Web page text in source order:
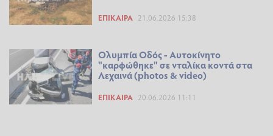
ΕΠΊΚΑΙΡΑ 21.06.2026 15:38
Ολυμπία Οδός - Αυτοκίνητο
"καρφώθηκε" σε νταλίκα κοντά στα
Λεχαινά (photos & video)
ΕΠΊΚΑΙΡΑ 20.06.2026 11:11